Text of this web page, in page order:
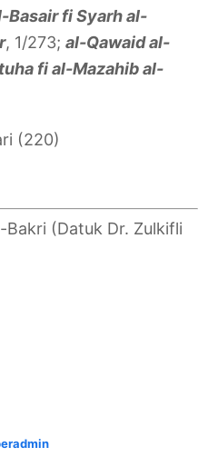
Basair fi Syarh al-
, 1/273;al-Qawaid al-
fi al-Mazahib al-
(220)
(Datuk Dr. Zulkifli